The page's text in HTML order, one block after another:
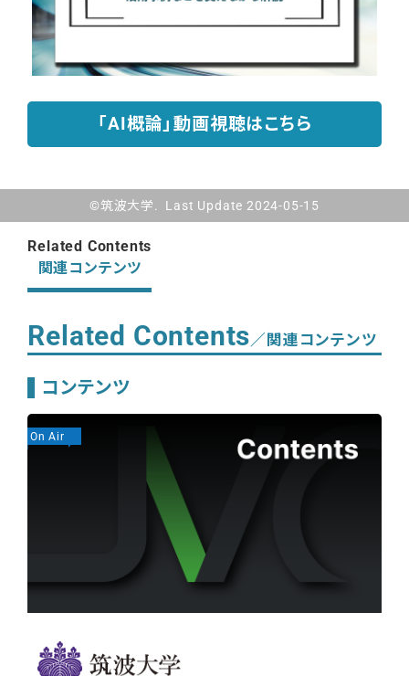
「AI概論」動画視聴はこちら
©筑波大学. Last Update 2024-05-15
Related Contents
関連コンテンツ
Related Contents／関連コンテンツ
コンテンツ
On Air